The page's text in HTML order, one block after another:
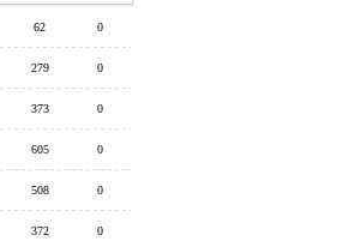
62 0
279 0
373 0
605 0
508 0
372 0